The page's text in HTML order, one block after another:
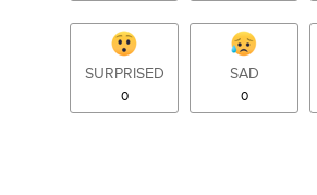
SURPRISED
0
SAD
0